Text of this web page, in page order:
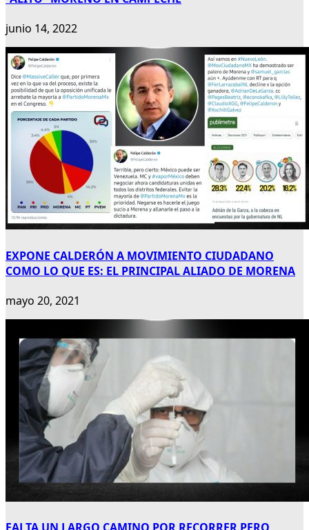
junio 14, 2022
EXPONE CALDERÓN A MOVIMIENTO CIUDADANO
COMO LO QUE ES: EL PRINCIPAL ALIADO DE MORENA
mayo 20, 2021